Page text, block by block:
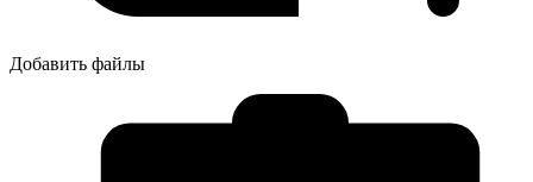
Добавить файлы